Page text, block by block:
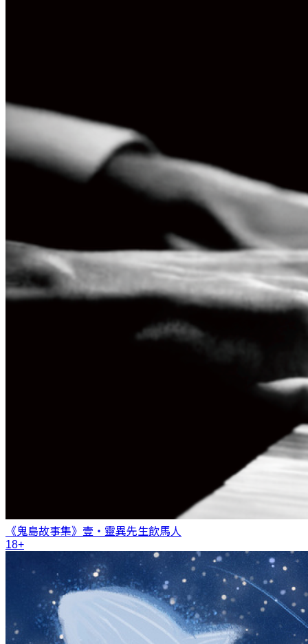
《鬼島故事集》壹・靈異先生飲馬人
18+